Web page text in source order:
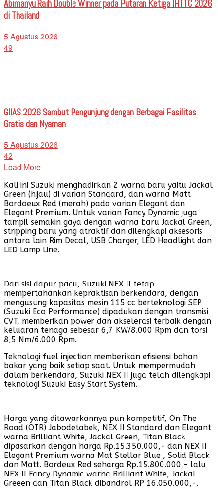
Abimanyu Raih Double Winner pada Putaran Ketiga IHTTC 2026
di Thailand
5 Agustus 2026
49
GIIAS 2026 Sambut Pengunjung dengan Berbagai Fasilitas
Gratis dan Nyaman
5 Agustus 2026
42
Load More
Kali ini Suzuki menghadirkan 2 warna baru yaitu Jackal
Green (hijau) di varian Standard, dan warna Matt
Bordoeux Red (merah) pada varian Elegant dan
Elegant Premium. Untuk varian Fancy Dynamic juga
tampil semakin gaya dengan warna baru Jackal Green,
stripping baru yang atraktif dan dilengkapi aksesoris
antara lain Rim Decal, USB Charger, LED Headlight dan
LED Lamp Line.
Dari sisi dapur pacu, Suzuki NEX II tetap
mempertahankan kepraktisan berkendara, dengan
mengusung kapasitas mesin 115 cc berteknologi SEP
(Suzuki Eco Performance) dipadukan dengan transmisi
CVT, memberikan power dan akselerasi terbaik dengan
keluaran tenaga sebesar 6,7 KW/8.000 Rpm dan torsi
8,5 Nm/6.000 Rpm.
Teknologi fuel injection memberikan efisiensi bahan
bakar yang baik setiap saat. Untuk mempermudah
dalam berkendara, Suzuki NEX II juga telah dilengkapi
teknologi Suzuki Easy Start System.
Harga yang ditawarkannya pun kompetitif, On The
Road (OTR) Jabodetabek, NEX II Standard dan Elegant
warna Brilliant White, Jackal Green, Titan Black
dipasarkan dengan harga Rp.15.350.000,- dan NEX II
Elegant Premium warna Mat Stellar Blue , Solid Black
dan Matt. Bordeux Red seharga Rp.15.800.000,- lalu
NEX II Fancy Dynamic warna Brilliant White, Jackal
Greeen dan Titan Black dibandrol RP 16.050.000,-.